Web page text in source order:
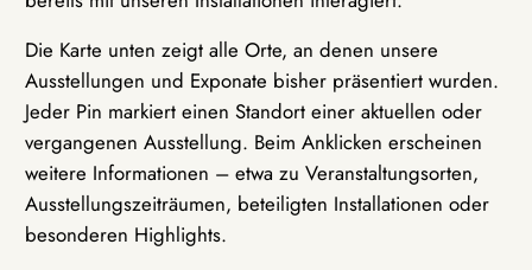
Die Karte unten zeigt alle Orte, an denen unsere
Ausstellungen und Exponate bisher präsentiert wurden.
Jeder Pin markiert einen Standort einer aktuellen oder
vergangenen Ausstellung. Beim Anklicken erscheinen
weitere Informationen – etwa zu Veranstaltungsorten,
Ausstellungszeiträumen, beteiligten Installationen oder
besonderen Highlights.